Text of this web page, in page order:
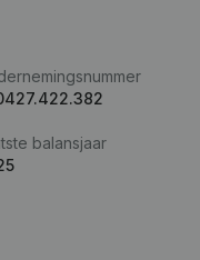
balansjaar